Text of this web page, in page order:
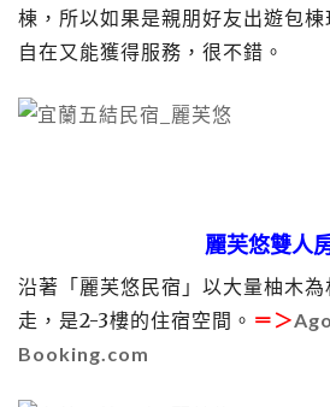
棟，所以如果是親朋好友出遊包
自在又能獲得服務，很不錯。
麗芙悠雙人
沿著「麗芙悠民宿」以大量柚木
走，是2-3樓的住宿空間。 ＝＞
Booking.com